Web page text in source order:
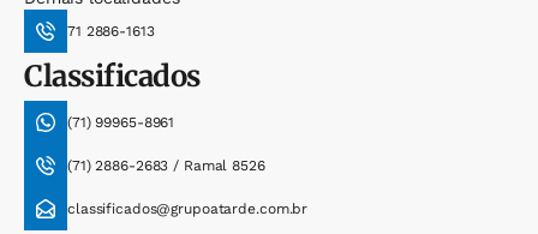
71 2886-1613
Classificados
(71) 99965-8961
(71) 2886-2683 / Ramal 8526
classificados@grupoatarde.com.br